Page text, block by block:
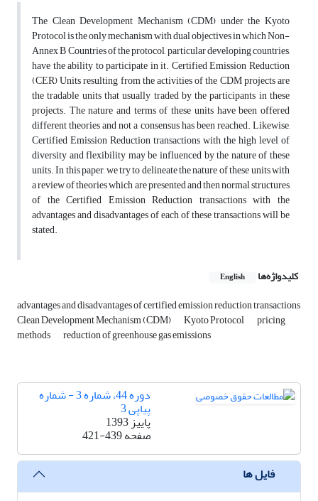
The Clean Development Mechanism (CDM) under the Kyoto
Protocol is the only mechanism with dual objectives in which Non-
Annex B Countries of the protocol, particular developing countries,
have the ability to participate in it. Certified Emission Reduction
(CER) Units resulting from the activities of the CDM projects are
the tradable units that usually traded by the participants in these
projects. The nature and terms of these units have been offered
different theories and not a consensus has been reached. Likewise,
Certified Emission Reduction transactions with the high level of
diversity and flexibility may be influenced by the nature of these
units. In this paper, we try to delineate the nature of these units with
a review of theories which are presented and then normal structures
of the Certified Emission Reduction transactions with the
advantages and disadvantages of each of these transactions will be
stated.
کلیدواژه‌ها English
advantages and disadvantages of certified emission reduction transactions
Clean Development Mechanism (CDM) Kyoto Protocol pricing
methods reduction of greenhouse gas emissions
دوره 44، شماره 3 - شماره
پیاپی 3
پاییز 1393
صفحه421-439
فایل ها